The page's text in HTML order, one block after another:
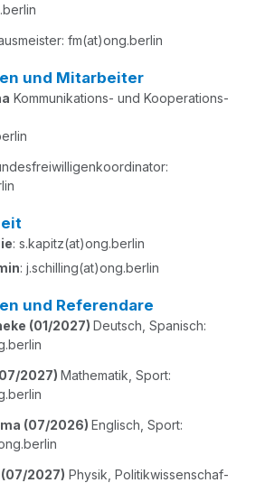
fm(at)ong.berlin
und Mitarbeiter
Kom­mu­ni­ka­ti­ons- und Koope­ra­ti­ons­
: s.kapitz(at)ong.berlin
: j.schilling(at)ong.berlin
und Referendare
(01/​2027) Deutsch, Spa­nisch:
​2027) Mathe­ma­tik, Sport:
(07/​2026) Eng­lisch, Sport:
​2027) Phy­sik, Poli­tik­wis­sen­schaf­